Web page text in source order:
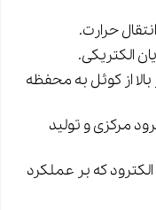
حرارت.
الکتریکی.
بالا از کوئل به محفظه
مرکزی و تولید
که بر عملکرد